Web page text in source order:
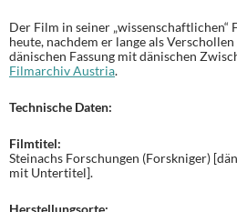
Der Film in seiner „wissenschaftlichen“
heute, nachdem er lange als
dänischen Fassung mit dänischen
Filmarchiv Austria.
Technische Daten:
Filmtitel:
Steinachs Forschungen (Forskniger)
mit Untertitel].